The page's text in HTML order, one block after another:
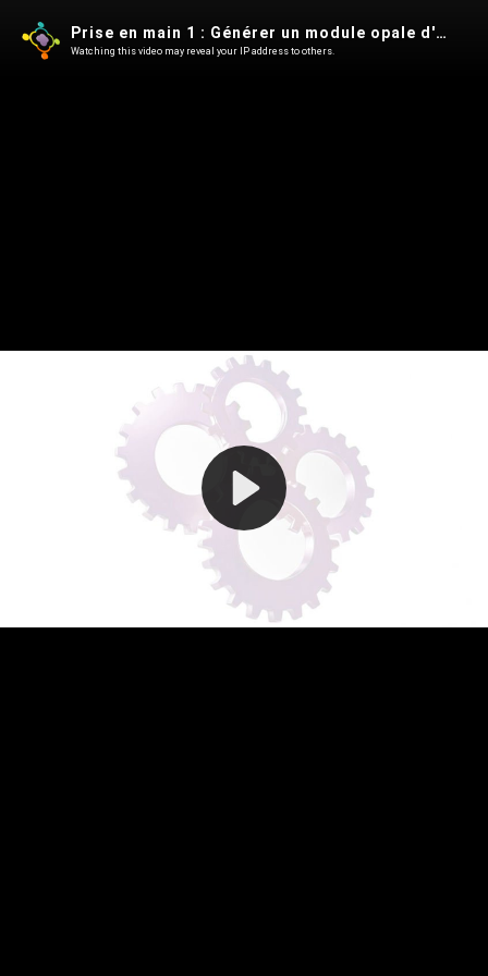
Play
Video
Prise en main 1 : Générer un module opale d'exemple avec MyScenari Desktop
Watching this video may reveal your IP address to others.